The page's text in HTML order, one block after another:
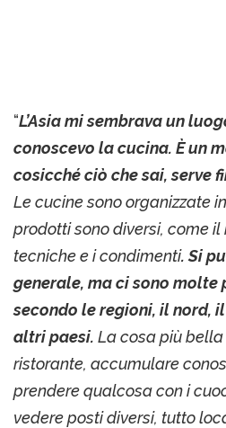
“L’Asia mi sembrava un
conoscevo la cucina. È un
cosicché ciò che sai, serve
Le cucine sono organizzate
prodotti sono diversi, come
tecniche e i condimenti. Si
generale, ma ci sono
secondo le regioni, il nord,
altri paesi. La cosa più
ristorante, accumulare
prendere qualcosa con i
vedere posti diversi, tutto